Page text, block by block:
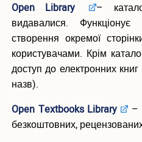
Open Library
–
видавалися.
створення окремої
користувачами. Крім
доступ до електронних
назв).
Open Textbooks Library
–
безкоштовних,